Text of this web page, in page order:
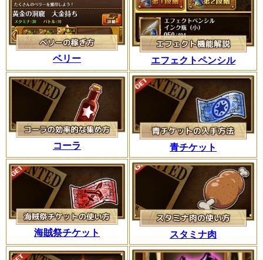
ベリー エフェクトペンシル
コーラ 青チケット
海賊祭チケット スタミナ肉